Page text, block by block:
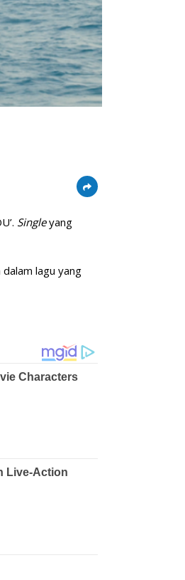
Singleyang
dalam lagu yang